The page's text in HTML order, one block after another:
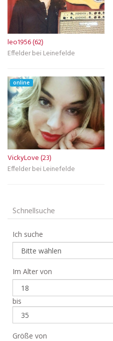
leo1956 (62)
Effelder bei Leinefelde
online
VickyLove (23)
Effelder bei Leinefelde
Schnellsuche
Ich suche
Im Alter von
bis
Größe von